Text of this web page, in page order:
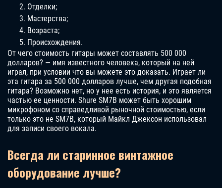
Отделки;
Мастерства;
Возраста;
Происхождения.
От чего стоимость гитары может составлять 500 000
долларов? — имя известного человека, который на ней
играл, при условии что вы можете это доказать. Играет ли
эта гитара за 500 000 долларов лучше, чем другая подобная
гитара? Возможно нет, но у нее есть история, и это является
частью ее ценности. Shure SM7B может быть хорошим
микрофоном со справедливой рыночной стоимостью, если
только это не SM7B, который Майкл Джексон использовал
для записи своего вокала.
Всегда ли старинное винтажное
оборудование лучше?